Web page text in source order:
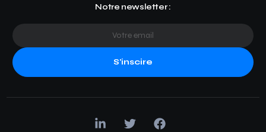
Notre newsletter :
S'inscire